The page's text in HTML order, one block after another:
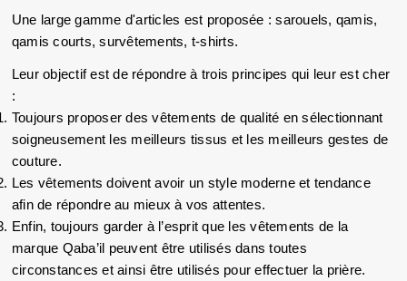
Une large gamme d'articles est proposée : sarouels, qamis,
qamis courts, survêtements, t-shirts.
Leur objectif est de répondre à trois principes qui leur est cher
:
Toujours proposer des vêtements de qualité en sélectionnant
soigneusement les meilleurs tissus et les meilleurs gestes de
couture.
Les vêtements doivent avoir un style moderne et tendance
afin de répondre au mieux à vos attentes.
Enfin, toujours garder à l’esprit que les vêtements de la
marque Qaba’il peuvent être utilisés dans toutes
circonstances et ainsi être utilisés pour effectuer la prière.